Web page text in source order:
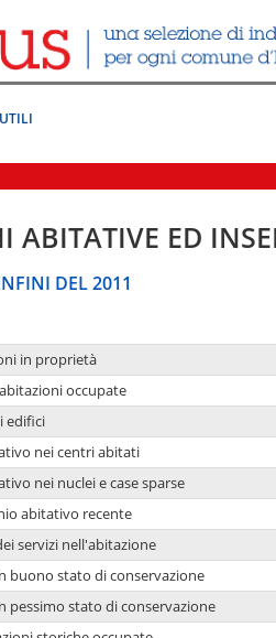
ABITATIVE ED
DEL 2011
in proprietà
occupate
edifici
nei centri abitati
nei nuclei e case sparse
abitativo recente
servizi nell'abitazione
buono stato di conservazione
pessimo stato di conservazione